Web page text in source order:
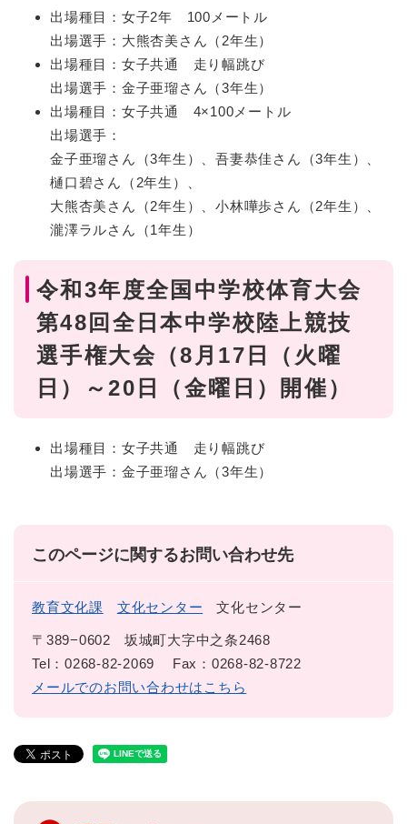
出場種目：女子2年 100メートル
出場選手：大熊杏美さん（2年生）
出場種目：女子共通 走り幅跳び
出場選手：金子亜瑠さん（3年生）
出場種目：女子共通 4×100メートル
出場選手：
金子亜瑠さん（3年生）、吾妻恭佳さん（3年生）、
樋口碧さん（2年生）、
大熊杏美さん（2年生）、小林嘩歩さん（2年生）、
瀧澤ラルさん（1年生）
令和3年度全国中学校体育大会
第48回全日本中学校陸上競技
選手権大会（8月17日（火曜
日）～20日（金曜日）開催）
出場種目：女子共通 走り幅跳び
出場選手：金子亜瑠さん（3年生）
このページに関するお問い合わせ先
教育文化課 文化センター 文化センター
〒389−0602
坂城町大字中之条2468
Tel：0268-82-2069
Fax：0268-82-8722
メールでのお問い合わせはこちら